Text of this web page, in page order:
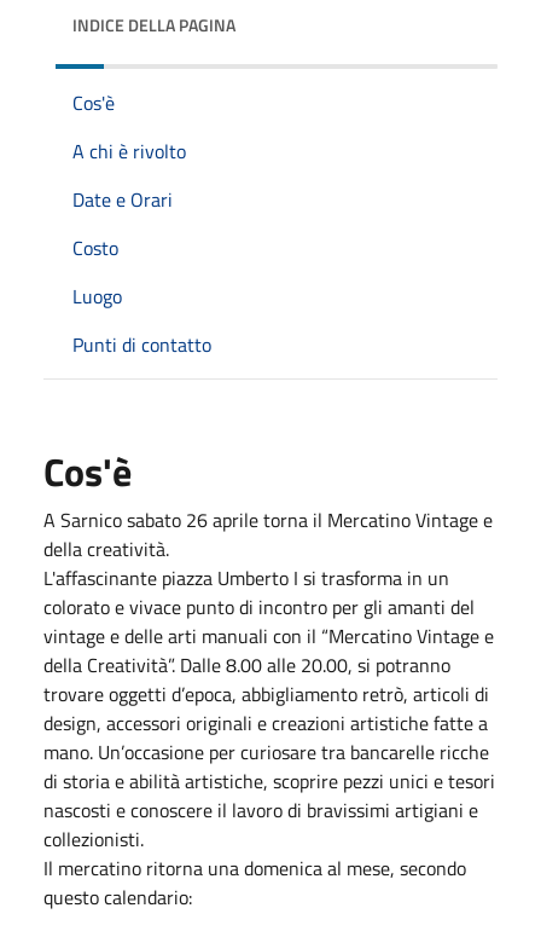
INDICE DELLA PAGINA
Cos'è
A chi è rivolto
Date e Orari
Costo
Luogo
Punti di contatto
Cos'è
A Sarnico sabato 26 aprile torna il Mercatino Vintage e
della creatività.
L'affascinante piazza Umberto I si trasforma in un
colorato e vivace punto di incontro per gli amanti del
vintage e delle arti manuali con il “Mercatino Vintage e
della Creatività”. Dalle 8.00 alle 20.00, si potranno
trovare oggetti d’epoca, abbigliamento retrò, articoli di
design, accessori originali e creazioni artistiche fatte a
mano. Un’occasione per curiosare tra bancarelle ricche
di storia e abilità artistiche, scoprire pezzi unici e tesori
nascosti e conoscere il lavoro di bravissimi artigiani e
collezionisti.
Il mercatino ritorna una domenica al mese, secondo
questo calendario: